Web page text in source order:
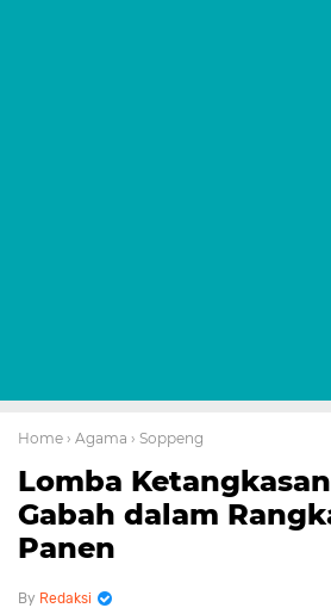
Home › Agama › Soppeng
Lomba
Gabah dalam
Panen
Redaksi